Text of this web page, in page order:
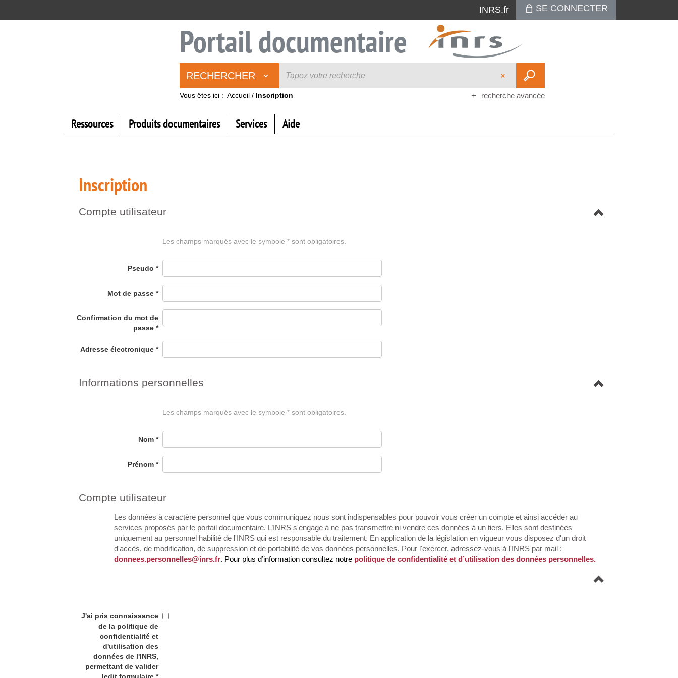
INRS.fr SE CONNECTER
Portail documentaire
RECHERCHER
recherche avancée
Vous êtes ici : Accueil / Inscription
Ressources Produits documentaires Services Aide
Inscription
Compte utilisateur
Les champs marqués avec le symbole * sont obligatoires.
Pseudo *
Mot de passe *
Confirmation du mot de
passe *
Adresse électronique *
Informations personnelles
Les champs marqués avec le symbole * sont obligatoires.
Nom *
Prénom *
Compte utilisateur
Les données à caractère personnel que vous communiquez nous sont indispensables pour pouvoir vous créer un compte et ainsi accéder au
services proposés par le portail documentaire. L’INRS s'engage à ne pas transmettre ni vendre ces données à un tiers. Elles sont destinées
uniquement au personnel habilité de l'INRS qui est responsable du traitement. En application de la législation en vigueur vous disposez d'un droit
d'accès, de modification, de suppression et de portabilité de vos données personnelles. Pour l'exercer, adressez-vous à l'INRS par mail :
donnees.personnelles@inrs.fr. Pour plus d’information consultez notre politique de confidentialité et d’utilisation des données personnelles.
J'ai pris connaissance
de la politique de
confidentialité et
d'utilisation des
données de l'INRS,
permettant de valider